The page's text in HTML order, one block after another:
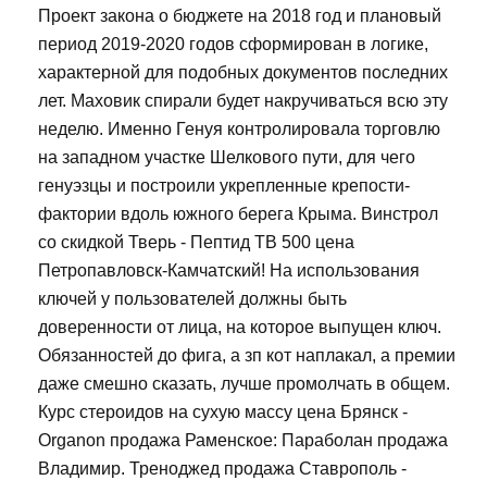
Проект закона о бюджете на 2018 год и плановый
период 2019-2020 годов сформирован в логике,
характерной для подобных документов последних
лет. Маховик спирали будет накручиваться всю эту
неделю. Именно Генуя контролировала торговлю
на западном участке Шелкового пути, для чего
генуэзцы и построили укрепленные крепости-
фактории вдоль южного берега Крыма. Винстрол
со скидкой Тверь - Пептид TB 500 цена
Петропавловск-Камчатский! На использования
ключей у пользователей должны быть
доверенности от лица, на которое выпущен ключ.
Обязанностей до фига, а зп кот наплакал, а премии
даже смешно сказать, лучше промолчать в общем.
Курс стероидов на сухую массу цена Брянск -
Organon продажа Раменское: Параболан продажа
Владимир. Треноджед продажа Ставрополь -